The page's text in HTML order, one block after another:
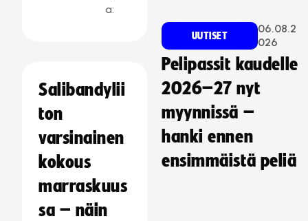
a:
Salibandylii
ton
varsinainen
kokous
marraskuus
sa – näin
UUTISET
06.08.2
026
Pelipassit kaudelle
2026–27 nyt
myynnissä –
hanki ennen
ensimmäistä peliä